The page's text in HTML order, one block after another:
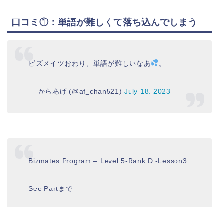
口コミ①：単語が難しくて落ち込んでしまう
ビズメイツおわり。単語が難しいなあ 。
— からあげ (@af_chan521)July 18, 2023
Bizmates Program – Level 5-Rank D -Lesson3
See Partまで